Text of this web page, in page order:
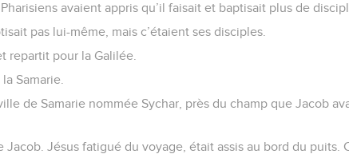
avaient appris qu’il faisait et baptisait plus de
pas lui-même, mais c’étaient ses disciples.
repartit pour la Galilée.
Samarie.
de Samarie nommée Sychar, près du champ que Jacob
Jacob. Jésus fatigué du voyage, était assis au bord du puits.